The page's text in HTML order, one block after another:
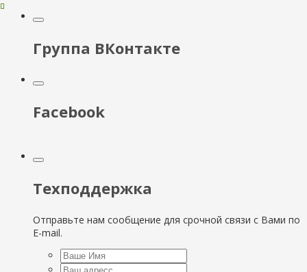
Группа ВКонтакте
Facebook
Техподдержка
Отправьте нам сообщение для срочной связи с Вами по
E-mail.